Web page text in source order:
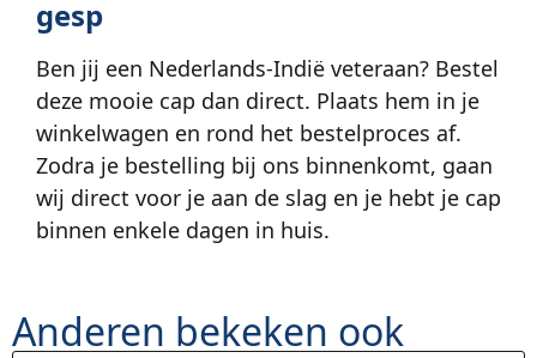
gesp
Ben jij een Nederlands-Indië veteraan? Bestel
deze mooie cap dan direct. Plaats hem in je
winkelwagen en rond het bestelproces af.
Zodra je bestelling bij ons binnenkomt, gaan
wij direct voor je aan de slag en je hebt je cap
binnen enkele dagen in huis.
Anderen bekeken ook